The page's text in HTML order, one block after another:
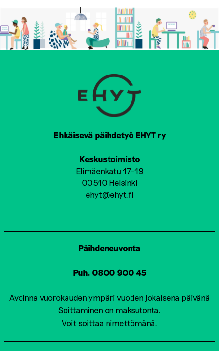
Ehkäisevä päihdetyö EHYT ry
Keskustoimisto
Elimäenkatu 17-19
00510 Helsinki
ehyt@ehyt.fi
Päihdeneuvonta
Puh. 0800 900 45
Avoinna vuorokauden ympäri vuoden jokaisena päivänä
Soittaminen on maksutonta.
Voit soittaa nimettömänä.